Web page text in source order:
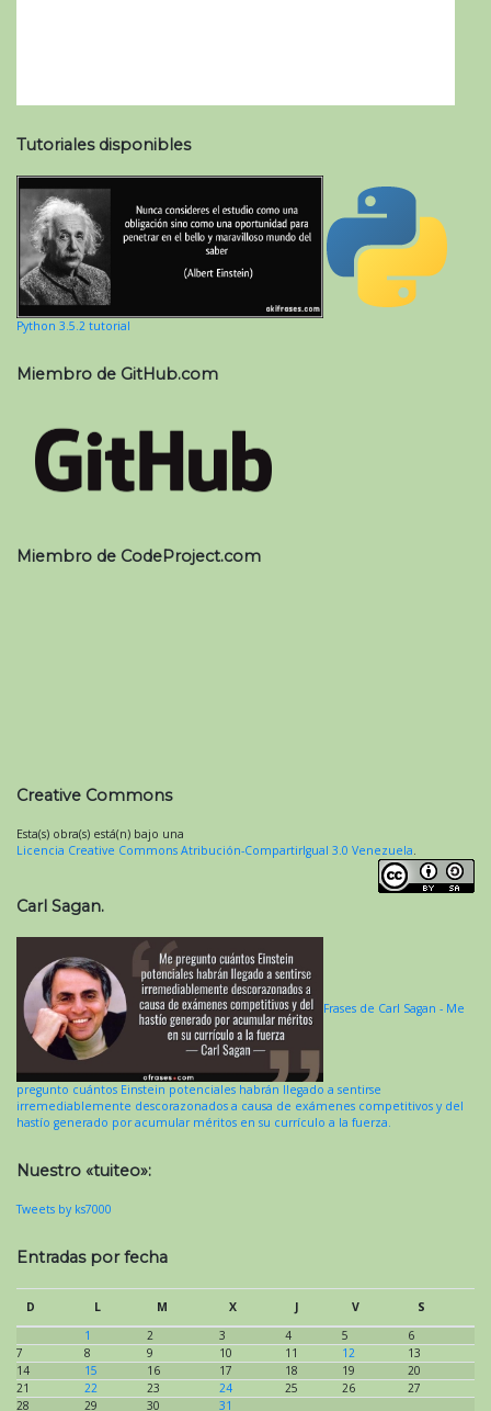
Tutoriales disponibles
Python 3.5.2 tutorial
Miembro de GitHub.com
Miembro de CodeProject.com
Creative Commons
Esta(s) obra(s) está(n) bajo una
Licencia Creative Commons Atribución-CompartirIgual 3.0 Venezuela.
Carl Sagan.
Frases de Carl Sagan - Me
pregunto cuántos Einstein potenciales habrán llegado a sentirse
irremediablemente descorazonados a causa de exámenes competitivos y del
hastío generado por acumular méritos en su currículo a la fuerza.
Nuestro «tuiteo»:
Tweets by ks7000
Entradas por fecha
D L M X J V
S
1
2 3 4 5
6
7
8 9 10 11 12
13
14
15 16 17 18 19
20
21
22 23 24 25 26
27
28
29 30 31